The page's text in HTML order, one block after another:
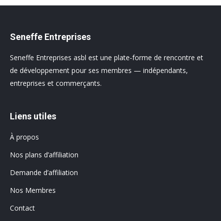
Seneffe Entreprises
Seneffe Entreprises asbl est une plate-forme de rencontre et
de développement pour ses membres — indépendants,
entreprises et commerçants.
Liens utiles
À propos
Nos plans d’affiliation
Demande d’affiliation
Nos Membres
Contact